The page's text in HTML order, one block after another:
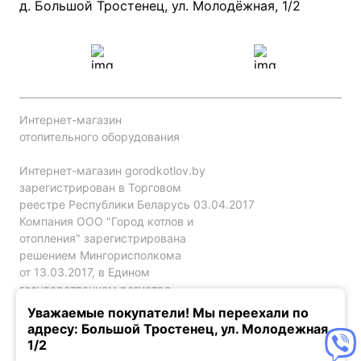
Проект систем отопления
д. Большой Тростенец, ул. Молодёжная, 1/2
Интернет-магазин
отопительного оборудования
Интернет-магазин gorodkotlov.by
зарегистрирован в Торговом
реестре Республики Беларусь 03.04.2017
Компания ООО "Город котлов и
отопления" зарегистрирована
решением Мингорисполкома
от 13.03.2017, в Едином
государственном регистре
юр. лиц и индивидуальных
предпринимателей за №192786120.
Уважаемые покупатели! Мы переехали по
адресу: Большой Тростенец, ул. Молодежная,
1/2